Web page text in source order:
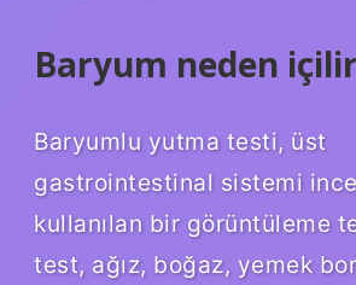
Baryum neden
Baryumlu yutma testi, üst
gastrointestinal sistemi
kullanılan bir görüntüleme
test, ağız, boğaz, yemek